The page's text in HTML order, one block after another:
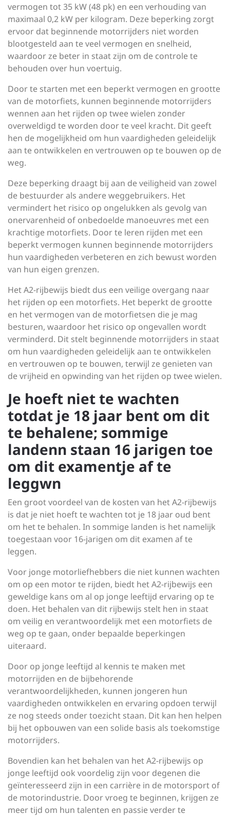
vermogen tot 35 kW (48 pk) en een verhouding van
maximaal 0,2 kW per kilogram. Deze beperking zorgt
ervoor dat beginnende motorrijders niet worden
blootgesteld aan te veel vermogen en snelheid,
waardoor ze beter in staat zijn om de controle te
behouden over hun voertuig.
Door te starten met een beperkt vermogen en grootte
van de motorfiets, kunnen beginnende motorrijders
wennen aan het rijden op twee wielen zonder
overweldigd te worden door te veel kracht. Dit geeft
hen de mogelijkheid om hun vaardigheden geleidelijk
aan te ontwikkelen en vertrouwen op te bouwen op de
weg.
Deze beperking draagt bij aan de veiligheid van zowel
de bestuurder als andere weggebruikers. Het
vermindert het risico op ongelukken als gevolg van
onervarenheid of onbedoelde manoeuvres met een
krachtige motorfiets. Door te leren rijden met een
beperkt vermogen kunnen beginnende motorrijders
hun vaardigheden verbeteren en zich bewust worden
van hun eigen grenzen.
Het A2-rijbewijs biedt dus een veilige overgang naar
het rijden op een motorfiets. Het beperkt de grootte
en het vermogen van de motorfietsen die je mag
besturen, waardoor het risico op ongevallen wordt
verminderd. Dit stelt beginnende motorrijders in staat
om hun vaardigheden geleidelijk aan te ontwikkelen
en vertrouwen op te bouwen, terwijl ze genieten van
de vrijheid en opwinding van het rijden op twee wielen.
Je hoeft niet te wachten
totdat je 18 jaar bent om dit
te behalene; sommige
landenn staan ​​16 jarigen toe
om dit examentje af te
leggwn
Een groot voordeel van de kosten van het A2-rijbewijs
is dat je niet hoeft te wachten tot je 18 jaar oud bent
om het te behalen. In sommige landen is het namelijk
toegestaan voor 16-jarigen om dit examen af te
leggen.
Voor jonge motorliefhebbers die niet kunnen wachten
om op een motor te rijden, biedt het A2-rijbewijs een
geweldige kans om al op jonge leeftijd ervaring op te
doen. Het behalen van dit rijbewijs stelt hen in staat
om veilig en verantwoordelijk met een motorfiets de
weg op te gaan, onder bepaalde beperkingen
uiteraard.
Door op jonge leeftijd al kennis te maken met
motorrijden en de bijbehorende
verantwoordelijkheden, kunnen jongeren hun
vaardigheden ontwikkelen en ervaring opdoen terwijl
ze nog steeds onder toezicht staan. Dit kan hen helpen
bij het opbouwen van een solide basis als toekomstige
motorrijders.
Bovendien kan het behalen van het A2-rijbewijs op
jonge leeftijd ook voordelig zijn voor degenen die
geïnteresseerd zijn in een carrière in de motorsport of
de motorindustrie. Door vroeg te beginnen, krijgen ze
meer tijd om hun talenten en passie verder te